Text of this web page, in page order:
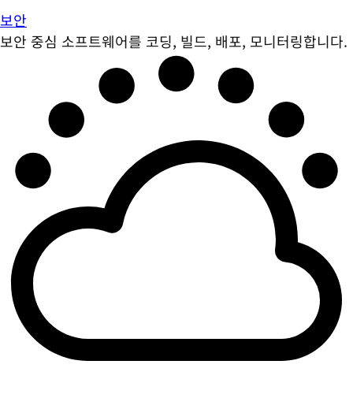
보안
보안 중심 소프트웨어를 코딩, 빌드, 배포, 모니터링합니다.